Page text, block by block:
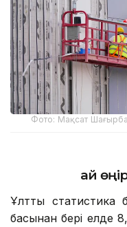
Фото: Мақсат
Қай
Ұлттық
басынан бері елде